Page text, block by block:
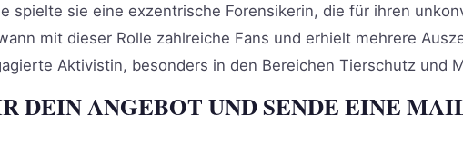
spielte sie eine exzentrische Forensikerin, die für ihren
mit dieser Rolle zahlreiche Fans und erhielt mehrere
Aktivistin, besonders in den Bereichen Tierschutz und
DEIN ANGEBOT UND SENDE EINE